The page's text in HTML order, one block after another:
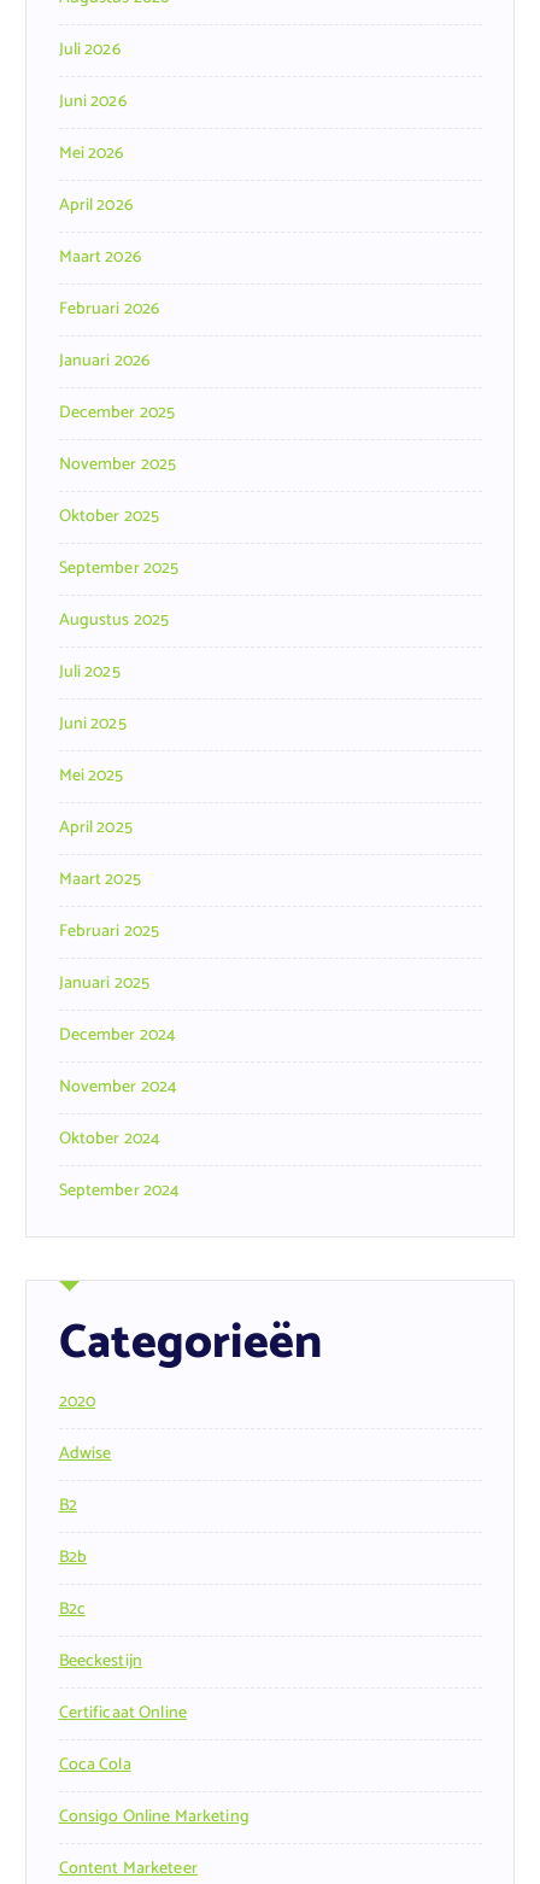
Juli 2026
Juni 2026
Mei 2026
April 2026
Maart 2026
Februari 2026
Januari 2026
December 2025
November 2025
Oktober 2025
September 2025
Augustus 2025
Juli 2025
Juni 2025
Mei 2025
April 2025
Maart 2025
Februari 2025
Januari 2025
December 2024
November 2024
Oktober 2024
September 2024
Categorieën
2020
Adwise
B2
B2b
B2c
Beeckestijn
Certificaat Online
Coca Cola
Consigo Online Marketing
Content Marketeer